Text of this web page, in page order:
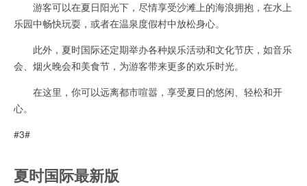
游客可以在夏日阳光下，尽情享受沙滩上的海浪拥抱，在水上
乐园中畅快玩耍，或者在温泉度假村中放松身心。
此外，夏时国际还定期举办各种娱乐活动和文化节庆，如音乐
会、烟火晚会和美食节，为游客带来更多的欢乐时光。
在这里，你可以远离都市喧嚣，享受夏日的悠闲、轻松和开
心。
#3#
夏时国际最新版